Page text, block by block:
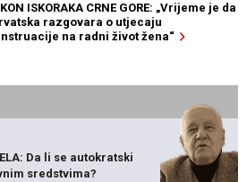
ISKORAKA CRNE GORE: „Vrijeme je da
razgovara o utjecaju
na radni život žena“
Da li se autokratski
sredstvima?